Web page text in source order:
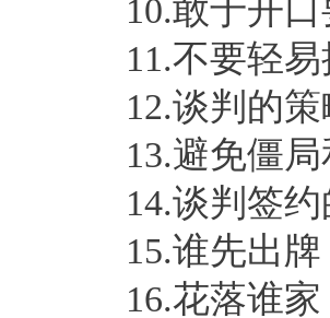
10.敢于开
11.不要轻
12.谈判的策
13.避免僵
14.谈判签
15.谁先出牌
16.花落谁家